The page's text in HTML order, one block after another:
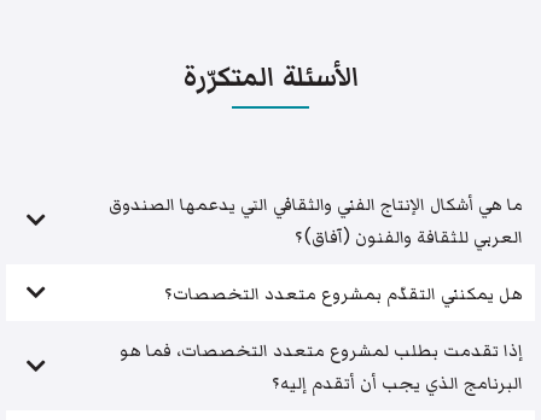
الأسئلة المتكرّرة
ما هي أشكال الإنتاج الفني والثقافي التي يدعمها الصندوق
العربي للثقافة والفنون (آفاق)؟
هل يمكنني التقدّم بمشروع متعدد التخصصات؟
إذا تقدمت بطلب لمشروع متعدد التخصصات، فما هو
البرنامج الذي يجب أن أتقدم إليه؟